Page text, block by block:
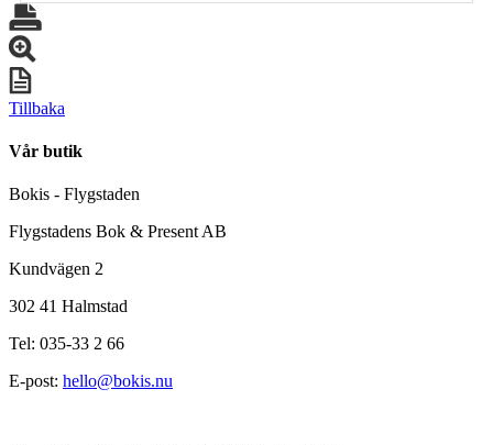
Tillbaka
Vår butik
Bokis - Flygstaden
Flygstadens Bok & Present AB
Kundvägen 2
302 41 Halmstad
Tel: 035-33 2 66
E-post: hello@bokis.nu